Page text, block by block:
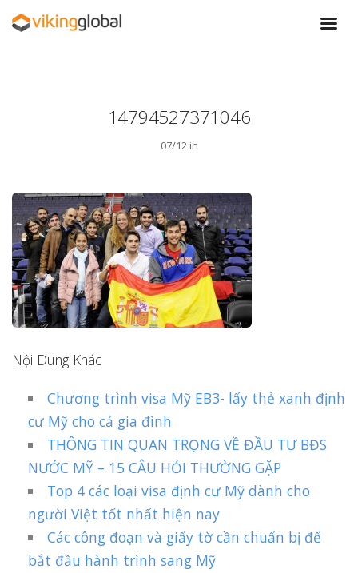
14794527371046
07/12 in
Nội Dung Khác
Chương trình visa Mỹ EB3- lấy thẻ xanh định
cư Mỹ cho cả gia đình
THÔNG TIN QUAN TRỌNG VỀ ĐẦU TƯ BĐS
NƯỚC MỸ – 15 CÂU HỎI THƯỜNG GẶP
Top 4 các loại visa định cư Mỹ dành cho
người Việt tốt nhất hiện nay
Các công đoạn và giấy tờ cần chuẩn bị để
bắt đầu hành trình sang Mỹ